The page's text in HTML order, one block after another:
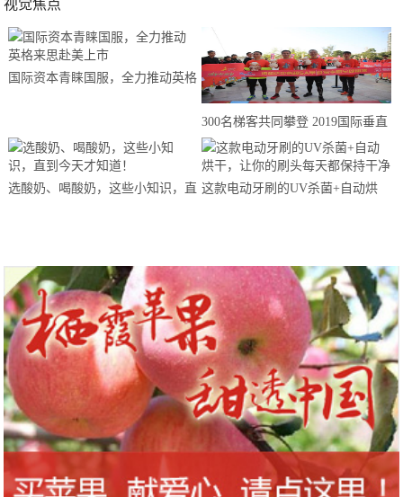
视觉焦点
国际资本青睐国服，全力推动英格
300名梯客共同攀登 2019国际垂直
马拉松超级精英赛顺德海骏达中心
站欢乐开跑
选酸奶、喝酸奶，这些小知识，直 这款电动牙刷的UV杀菌+自动烘